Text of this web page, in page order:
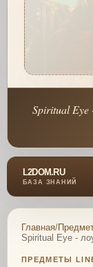
Spiritual Eye
L2DOM.RU
БАЗА ЗНАНИЙ
Главная/
Spiritual Eye -
ПРЕДМЕТЫ